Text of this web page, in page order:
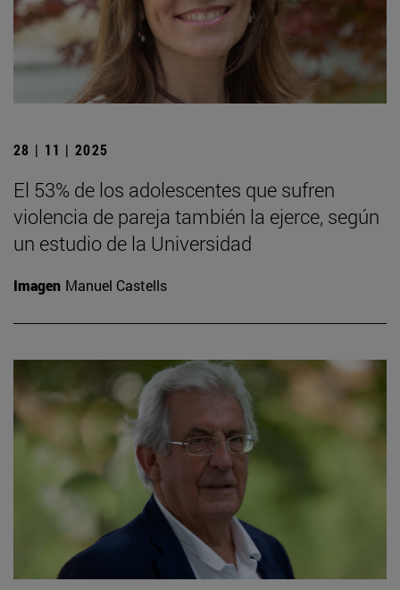
28 | 11 | 2025
El 53% de los adolescentes que sufren
violencia de pareja también la ejerce, según
un estudio de la Universidad
Imagen Manuel Castells